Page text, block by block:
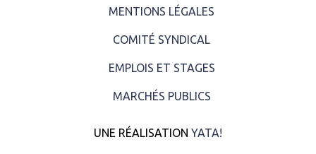
MENTIONS LÉGALES
COMITÉ SYNDICAL
EMPLOIS ET STAGES
MARCHÉS PUBLICS
UNE RÉALISATION YATA!